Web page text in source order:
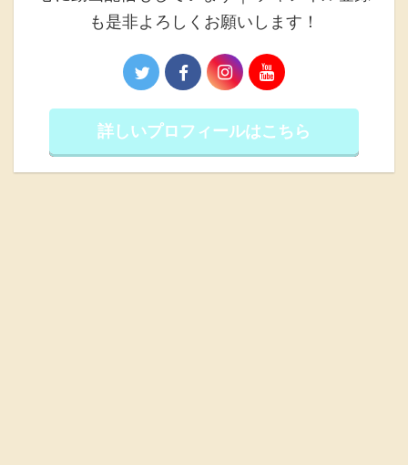
も是非よろしくお願いします！
詳しいプロフィールはこちら